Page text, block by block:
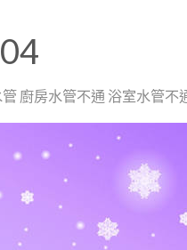
廚房水管不通 浴室水管不